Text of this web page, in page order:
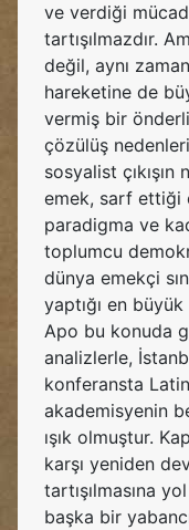
ve verdiği
tartışılmazdır.
değil, aynı
hareketine de
vermiş bir
çözülüş
sosyalist
emek, sarf ettiği
paradigma ve
toplumcu
dünya emekçi
yaptığı en
Apo bu konuda
analizlerle,
konferansta
akademisyenin
ışık olmuştur.
karşı yeniden
tartışılmasına
başka bir